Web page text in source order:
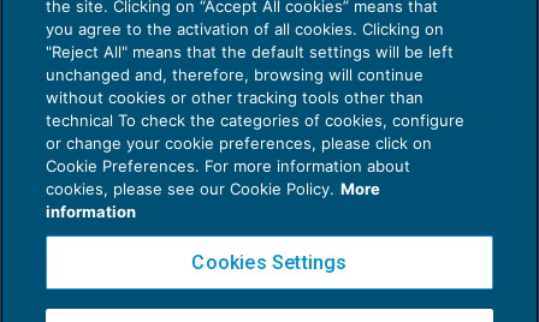
Privacy Policy
Cookie Policy
Copyright 2016 ©Gruppo Euroconference S.p.A.v2.32.4
the site. Clicking on “Accept All cookies” means that
you agree to the activation of all cookies. Clicking on
"Reject All" means that the default settings will be left
unchanged and, therefore, browsing will continue
without cookies or other tracking tools other than
technical To check the categories of cookies, configure
or change your cookie preferences, please click on
Cookie Preferences. For more information about
cookies, please see our Cookie Policy. More
information
Cookies Settings